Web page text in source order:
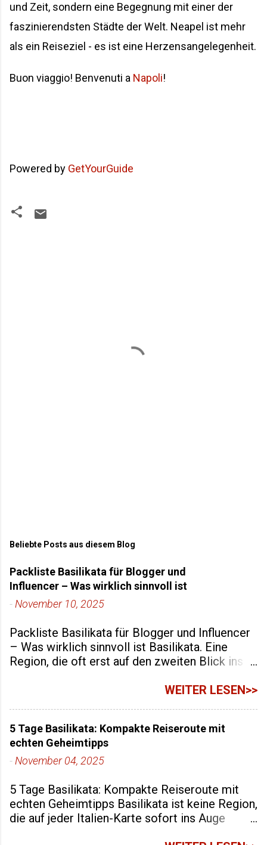
und Zeit, sondern eine Begegnung mit einer der
faszinierendsten Städte der Welt. Neapel ist mehr
als ein Reiseziel - es ist eine Herzensangelegenheit.
Buon viaggio! Benvenuti a Napoli!
Powered by GetYourGuide
Beliebte Posts aus diesem Blog
Packliste Basilikata für Blogger und
Influencer – Was wirklich sinnvoll ist
- November 10, 2025
Packliste Basilikata für Blogger und Influencer
– Was wirklich sinnvoll ist Basilikata. Eine
Region, die oft erst auf den zweiten Blick ins
zwischen Bergen, Schluchten, stillen Dörfern
Geschichten und Stimmungen einfangen
wollen. Genau deshalb eignet sich Basilikata so
gut für Content Creator: Kein visuelles
du also Fotos, Reels, Blogartikel oder Vlogs
planst, brauchst du eine Packliste, die dir hilft,
flexibel zu bleiben. Und ja, das geht besser als
WEITER LESEN>>
5 Tage Basilikata: Kompakte Reiseroute mit
echten Geheimtipps
- November 04, 2025
5 Tage Basilikata: Kompakte Reiseroute mit
echten Geheimtipps Basilikata ist keine Region,
die auf jeder Italien-Karte sofort ins Auge